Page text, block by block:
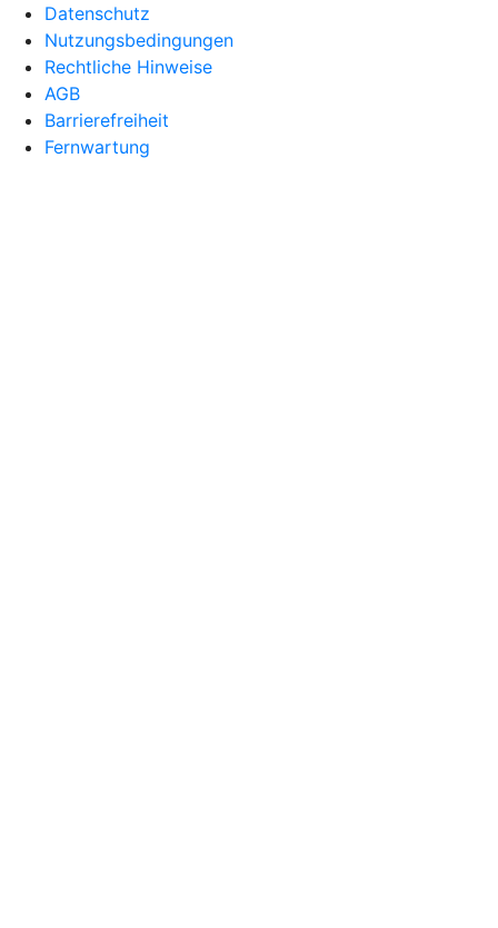
Datenschutz
Nutzungsbedingungen
Rechtliche Hinweise
AGB
Barrierefreiheit
Fernwartung